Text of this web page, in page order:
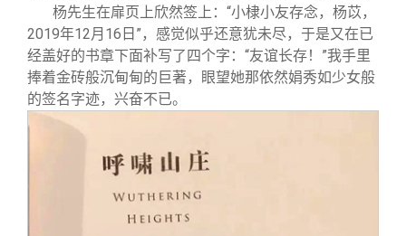
杨先生在扉页上欣然签上：“小棣小友存念，杨苡，
2019年12月16日”，感觉似乎还意犹未尽，于是又在已
经盖好的书章下面补写了四个字：“友谊长存！”我手里
捧着金砖般沉甸甸的巨著，眼望她那依然娟秀如少女般
的签名字迹，兴奋不已。